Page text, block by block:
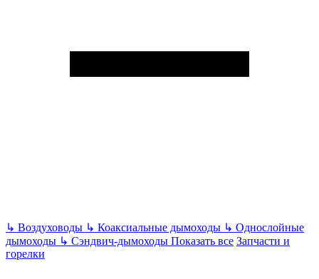
↳ Воздуховоды ↳ Коаксиальные дымоходы ↳ Однослойные
дымоходы ↳ Сэндвич-дымоходы Показать все Запчасти и
горелки